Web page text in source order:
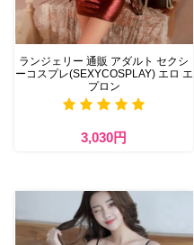
ランジェリー 通販 アダルト セクシ
ーコスプレ(SEXYCOSPLAY) エロ エ
プロン
3,030円